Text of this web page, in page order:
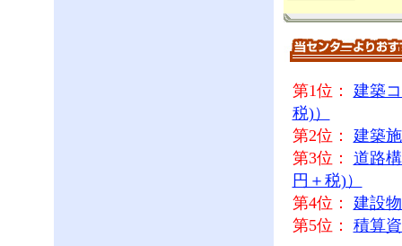
第1位：
建築
税)）
第2位：
建築
第3位：
道路
円＋税)）
第4位：
建設
第5位：
積算